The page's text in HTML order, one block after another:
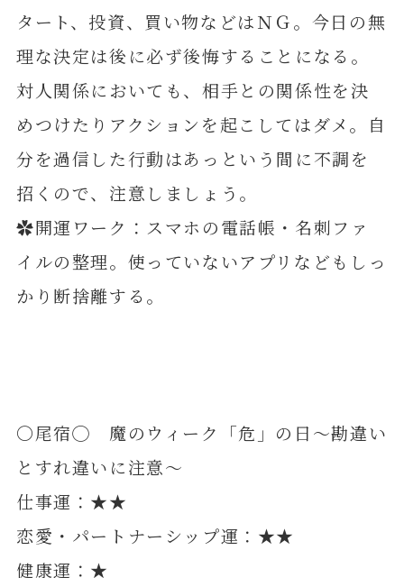
タート、投資、買い物などはＮＧ。今日の無
理な決定は後に必ず後悔することになる。
対人関係においても、相手との関係性を決
めつけたりアクションを起こしてはダメ。自
分を過信した行動はあっという間に不調を
招くので、注意しましょう。
✿開運ワーク：スマホの電話帳・名刺ファ
イルの整理。使っていないアプリなどもしっ
かり断捨離する。
〇尾宿◯ 魔のウィーク「危」の日～勘違い
とすれ違いに注意～
仕事運：★★
恋愛・パートナーシップ運：★★
健康運：★